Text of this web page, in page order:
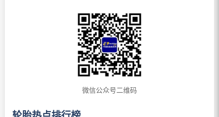
微信公众号二维码